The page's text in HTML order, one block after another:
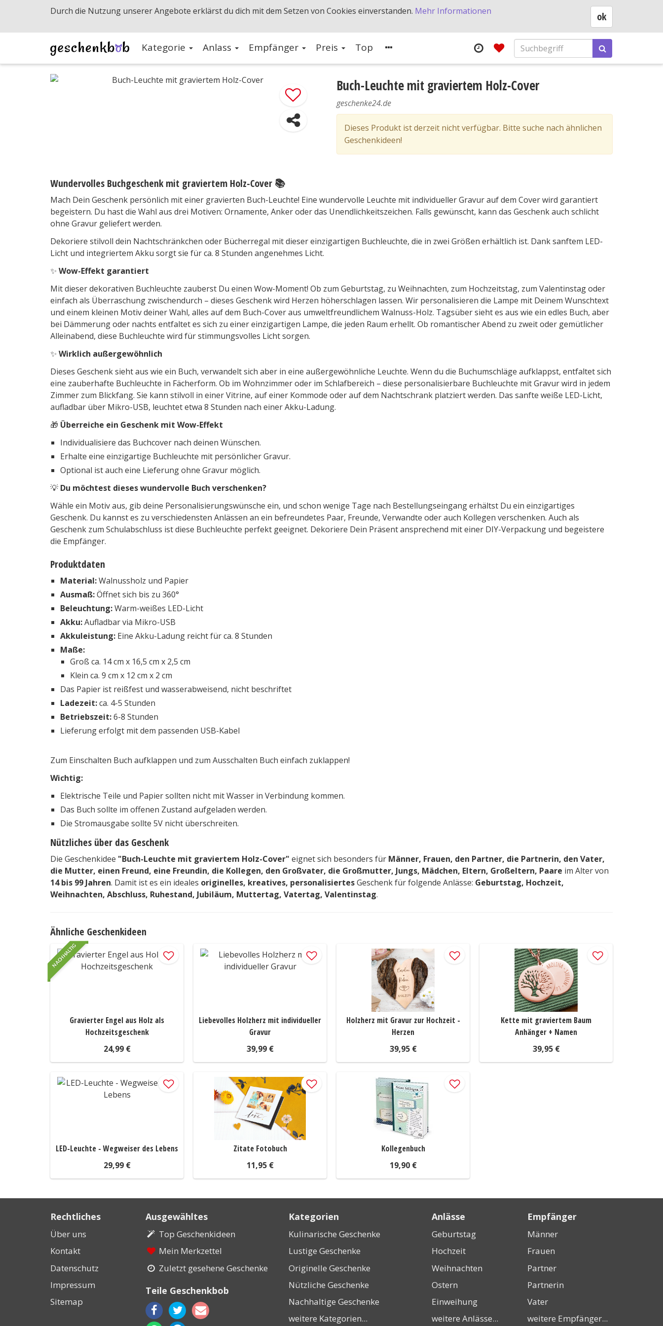
Kategorie Anlass Empfänger Preis Top
Buch-Leuchte mit graviertem Holz-Cover
geschenke24.de
Dieses Produkt ist derzeit nicht verfügbar. Bitte suche nach ähnlichen
Geschenkideen!
Wundervolles Buchgeschenk mit graviertem Holz-Cover 📚
Mach Dein Geschenk persönlich mit einer gravierten Buch-Leuchte! Eine wundervolle Leuchte mit individueller Gravur auf dem Cover wird garantiert
begeistern. Du hast die Wahl aus drei Motiven: Ornamente, Anker oder das Unendlichkeitszeichen. Falls gewünscht, kann das Geschenk auch schlicht
ohne Gravur geliefert werden.
Dekoriere stilvoll dein Nachtschränkchen oder Bücherregal mit dieser einzigartigen Buchleuchte, die in zwei Größen erhältlich ist. Dank sanftem LED-
Licht und integriertem Akku sorgt sie für ca. 8 Stunden angenehmes Licht.
✨ Wow-Effekt garantiert
Mit dieser dekorativen Buchleuchte zauberst Du einen Wow-Moment! Ob zum Geburtstag, zu Weihnachten, zum Hochzeitstag, zum Valentinstag oder
einfach als Überraschung zwischendurch – dieses Geschenk wird Herzen höherschlagen lassen. Wir personalisieren die Lampe mit Deinem Wunschtext
und einem kleinen Motiv deiner Wahl, alles auf dem Buch-Cover aus umweltfreundlichem Walnuss-Holz. Tagsüber sieht es aus wie ein edles Buch, aber
bei Dämmerung oder nachts entfaltet es sich zu einer einzigartigen Lampe, die jeden Raum erhellt. Ob romantischer Abend zu zweit oder gemütlicher
Alleinabend, diese Buchleuchte wird für stimmungsvolles Licht sorgen.
✨ Wirklich außergewöhnlich
Dieses Geschenk sieht aus wie ein Buch, verwandelt sich aber in eine außergewöhnliche Leuchte. Wenn du die Buchumschläge aufklappst, entfaltet sich
eine zauberhafte Buchleuchte in Fächerform. Ob im Wohnzimmer oder im Schlafbereich – diese personalisierbare Buchleuchte mit Gravur wird in jedem
Zimmer zum Blickfang. Sie kann stilvoll in einer Vitrine, auf einer Kommode oder auf dem Nachtschrank platziert werden. Das sanfte weiße LED-Licht,
aufladbar über Mikro-USB, leuchtet etwa 8 Stunden nach einer Akku-Ladung.
🎁 Überreiche ein Geschenk mit Wow-Effekt
Individualisiere das Buchcover nach deinen Wünschen.
Erhalte eine einzigartige Buchleuchte mit persönlicher Gravur.
Optional ist auch eine Lieferung ohne Gravur möglich.
💡 Du möchtest dieses wundervolle Buch verschenken?
Wähle ein Motiv aus, gib deine Personalisierungswünsche ein, und schon wenige Tage nach Bestellungseingang erhältst Du ein einzigartiges
Geschenk. Du kannst es zu verschiedensten Anlässen an ein befreundetes Paar, Freunde, Verwandte oder auch Kollegen verschenken. Auch als
Geschenk zum Schulabschluss ist diese Buchleuchte perfekt geeignet. Dekoriere Dein Präsent ansprechend mit einer DIY-Verpackung und begeistere
die Empfänger.
Produktdaten
Material:Walnussholz und Papier
Ausmaß:Öffnet sich bis zu 360°
Beleuchtung:Warm-weißes LED-Licht
Akku:Aufladbar via Mikro-USB
Akkuleistung: Eine Akku-Ladung reicht für ca. 8 Stunden
Maße:
Groß ca. 14 cm x 16,5 cm x 2,5 cm
Klein ca. 9 cm x 12 cm x 2 cm
Das Papier ist reißfest und wasserabweisend, nicht beschriftet
Ladezeit:ca. 4-5 Stunden
Betriebszeit:6-8 Stunden
Lieferung erfolgt mit dem passenden USB-Kabel
Zum Einschalten Buch aufklappen und zum Ausschalten Buch einfach zuklappen!
Wichtig:
Elektrische Teile und Papier sollten nicht mit Wasser in Verbindung kommen.
Das Buch sollte im offenen Zustand aufgeladen werden.
Die Stromausgabe sollte 5V nicht überschreiten.
Nützliches über das Geschenk
Die Geschenkidee "Buch-Leuchte mit graviertem Holz-Cover" eignet sich besonders für Männer, Frauen, den Partner, die Partnerin, den Vater,
die Mutter, einen Freund, eine Freundin, die Kollegen, den Großvater, die Großmutter, Jungs, Mädchen, Eltern, Großeltern, Paare im Alter von
14 bis 99 Jahren. Damit ist es ein ideales originelles, kreatives, personalisiertesGeschenk für folgende Anlässe: Geburtstag, Hochzeit,
Weihnachten, Abschluss, Ruhestand, Jubiläum, Muttertag, Vatertag, Valentinstag.
Ähnliche Geschenkideen
NACHHALTIG
Gravierter Engel aus Holz als
Hochzeitsgeschenk
24,99 €
Liebevolles Holzherz mit individueller
Gravur
39,99 €
Holzherz mit Gravur zur Hochzeit -
Herzen
39,95 €
Kette mit graviertem Baum
Anhänger + Namen
39,95 €
LED-Leuchte - Wegweiser des Lebens
29,99 €
Zitate Fotobuch
11,95 €
Kollegenbuch
19,90 €
Rechtliches
Über uns
Kontakt
Datenschutz
Impressum
Sitemap
Ausgewähltes
Top Geschenkideen
Mein Merkzettel
Zuletzt gesehene Geschenke
Teile Geschenkbob
Kategorien
Kulinarische Geschenke
Lustige Geschenke
Originelle Geschenke
Nützliche Geschenke
Nachhaltige Geschenke
weitere Kategorien...
Anlässe
Geburtstag
Hochzeit
Weihnachten
Ostern
Einweihung
weitere Anlässe...
Empfänger
Männer
Frauen
Partner
Partnerin
Vater
weitere Empfänger...
ok
Durch die Nutzung unserer Angebote erklärst du dich mit dem Setzen von Cookies einverstanden. Mehr Informationen